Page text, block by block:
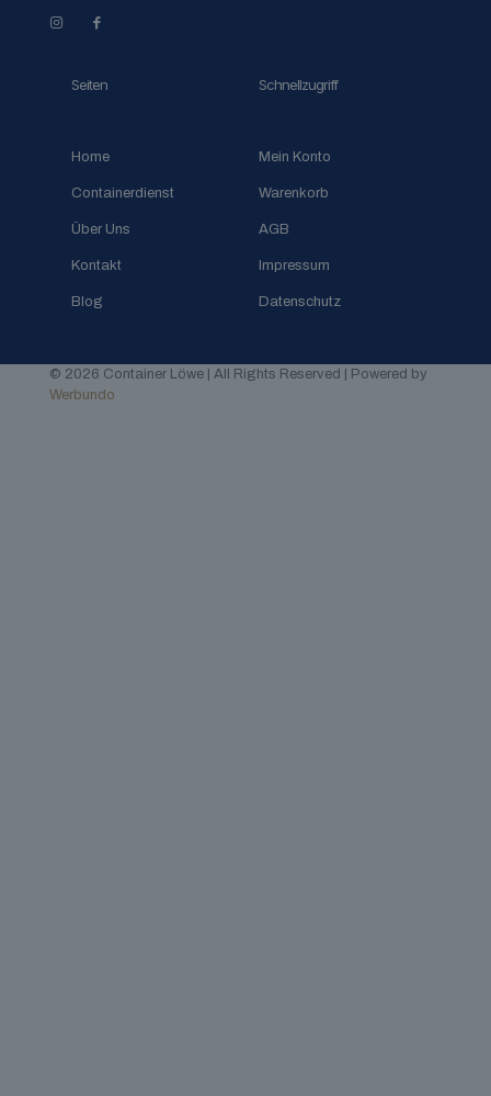
Seiten
Home
Containerdienst
Über Uns
Kontakt
Blog
Schnellzugriff
Mein Konto
Warenkorb
AGB
Impressum
Datenschutz
© 2026 Container Löwe | All Rights Reserved | Powered by
Werbundo